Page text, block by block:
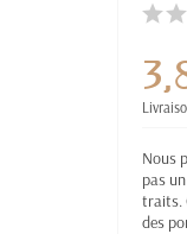
Nous
pas
traits.
des